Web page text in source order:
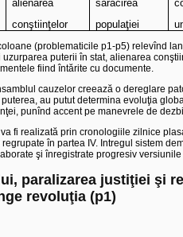
alienarea
conştiinţelor
sărăcirea
populaţiei
(problematicile p1-p5) relevînd
puterii în stat, alienarea
fiind întărite cu documente.
cauzelor creează o dereglare
au putut determina evoluţia
punînd accent pe manevrele de
fi realizată prin cronologiile zilnice
în partea IV. Intregul sistem
şi înregistrate progresiv
paralizarea justiţiei şi
revoluţia (p1)